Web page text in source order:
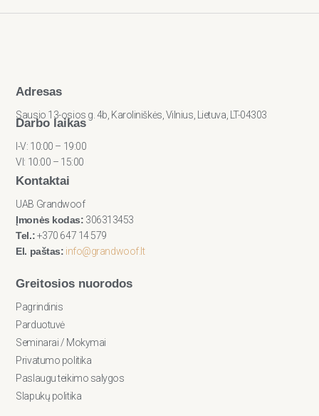
Adresas
Sausio 13-osios g. 4b, Karoliniškės, Vilnius, Lietuva, LT-04303
Darbo laikas
I-V: 10:00 – 19:00
VI: 10:00 – 15:00
Kontaktai
UAB Grandwoof
Įmonės kodas: 306313453
Tel.:+370 647 14 579
El. paštas: info@grandwoof.lt
Greitosios nuorodos
Pagrindinis
Parduotuvė
Seminarai / Mokymai
Privatumo politika
Paslaugu teikimo salygos
Slapukų politika